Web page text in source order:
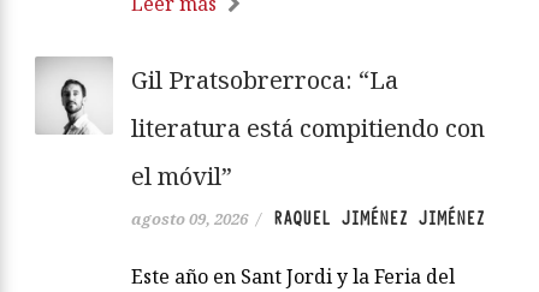
Gil Pratsobrerroca: “La
literatura está compitiendo con
el móvil”
agosto 09, 2026 / RAQUEL JIMÉNEZ JIMÉNEZ
Este año en Sant Jordi y la Feria del